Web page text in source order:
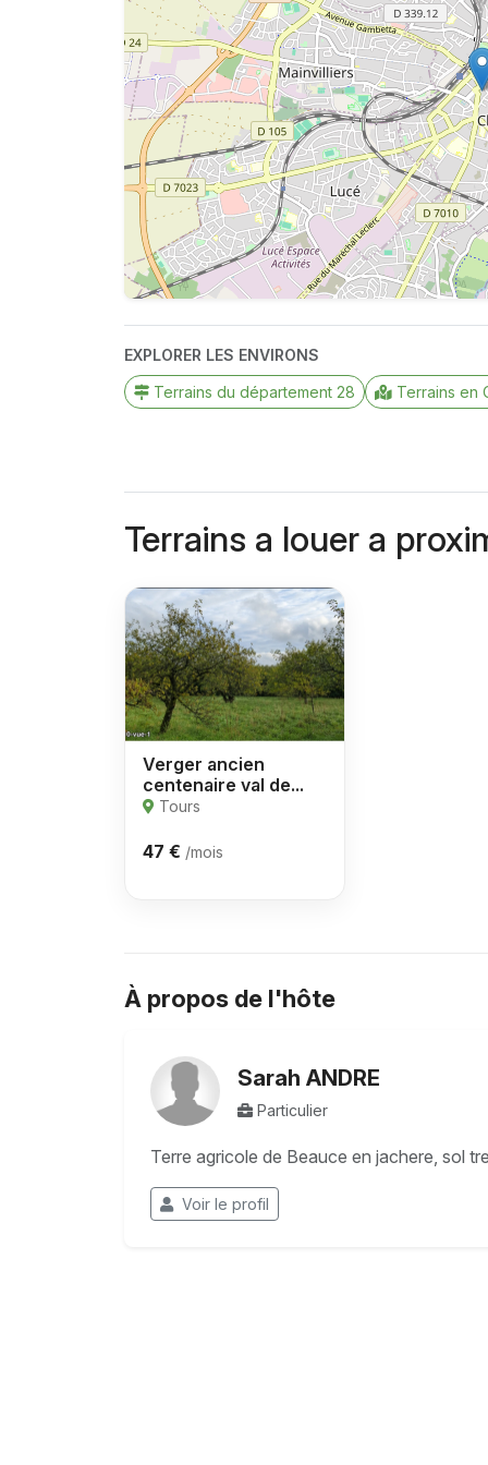
EXPLORER LES ENVIRONS
Terrains du département 28
Terrains en
Terrains a louer a
Verger ancien
centenaire val de...
Tours
47 € /mois
À propos de l'hôte
Sarah ANDRE
Particulier
Terre agricole de Beauce en jachere, sol
Voir le profil